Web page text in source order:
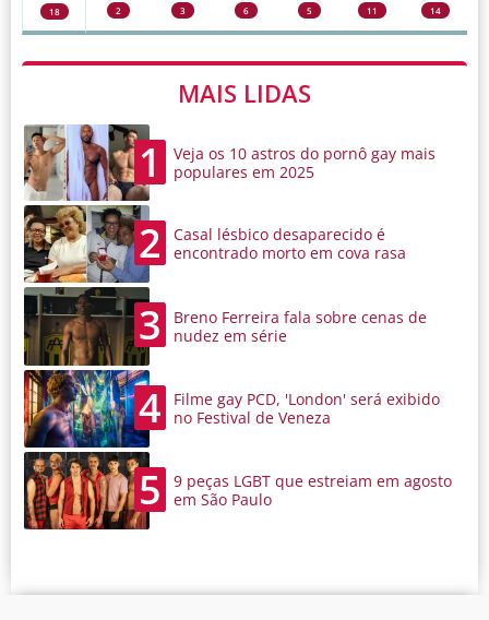
18 2 3 6 5 11 14
MAIS LIDAS
1
Veja os 10 astros do pornô gay mais
populares em 2025
2
Casal lésbico desaparecido é
encontrado morto em cova rasa
3
Breno Ferreira fala sobre cenas de
nudez em série
4
Filme gay PCD, 'London' será exibido
no Festival de Veneza
5
9 peças LGBT que estreiam em agosto
em São Paulo